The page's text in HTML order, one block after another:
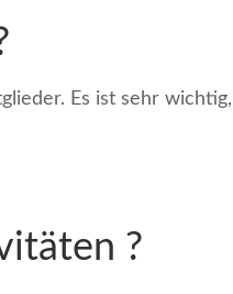
Es ist sehr
?